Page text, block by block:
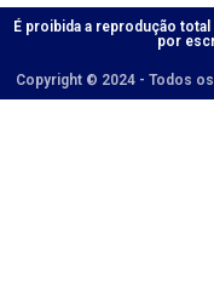
É proibida a reprodução
por
Copyright © 2024 - Todos